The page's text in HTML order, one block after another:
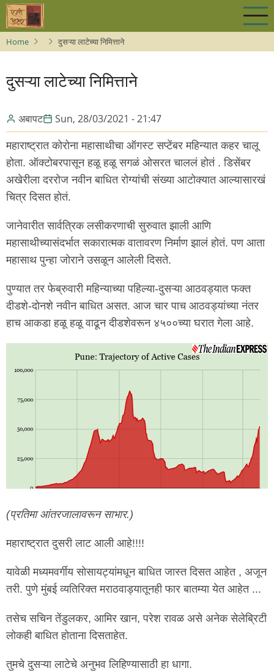
Skip
main
content
Home दुसऱ्या लाटेच्या निमित्ताने
दुसऱ्या लाटेच्या निमित्ताने
अबापट Sun, 28/03/2021 - 21:47
महाराष्ट्रात कोरोना महासाथीचा ऑगस्ट सप्टेंबर महिन्यात कहर चालू
होता. ऑक्टोबरपासून हळू हळू सगळं ओसरत चाललं होतं . डिसेंबर
अखेरीला दररोज नवीन बाधित रोग्यांची संख्या आटोक्यात आल्यासारखं
चित्र दिसत होतं.
जानेवारीत सार्वत्रिक लसीकरणाची सुरुवात झाली आणि
महासाथीच्यासंदर्भात सकारात्मक वातावरण निर्माण झालं होतं. पण आता
महासाथ पुन्हा जोराने उसळून आलेली दिसते.
पुण्यात तर फेब्रुवारी महिन्याच्या पहिल्या-दुसऱ्या आठवड्यात फक्त
दीडशे-दोनशे नवीन बाधित असत. आज चार पाच आठवड्यांच्या नंतर
हाच आकडा हळू हळू वाढून दीडशेवरून ४५००च्या घरात गेला आहे.
(प्रतिमा आंतरजालावरून साभार.)
महाराष्ट्रात दुसरी लाट आली आहे!!!!
यावेळी मध्यमवर्गीय सोसायट्यांमधून बाधित जास्त दिसत आहेत , अजून
तरी. पुणे मुंबई व्यतिरिक्त मराठवाड्यातूनही फार बातम्या येत आहेत ...
तसेच सचिन तेंडुलकर, आमिर खान, परेश रावळ असे अनेक सेलेब्रिटी
लोकही बाधित होताना दिसताहेत.
तुमचे दुसऱ्या लाटेचे अनुभव लिहिण्यासाठी हा धागा.